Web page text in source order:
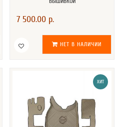
7 500.00 р.
НЕТ В НАЛИЧИИ
ХИТ